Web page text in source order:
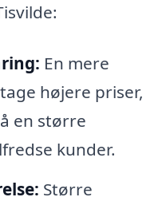
En mere
højere priser,
en større
kunder.
Større